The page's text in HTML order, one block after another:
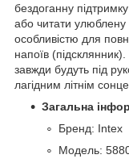
бездоганну
або читати
особливістю для
напоїв
завжди будуть під
лагідним літнім
Загальна
Бренд: Intex
Модель: